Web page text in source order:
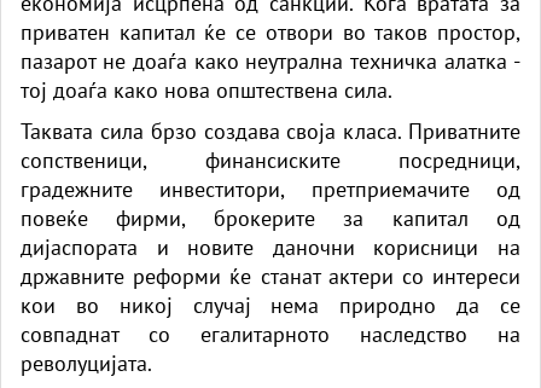
приватен капитал ќе се отвори во таков простор,
пазарот не доаѓа како неутрална техничка алатка -
тој доаѓа како нова општествена сила.
Таквата сила брзо создава своја класа. Приватните
сопственици, финансиските посредници,
градежните инвеститори, претприемачите од
повеќе фирми, брокерите за капитал од
дијаспората и новите даночни корисници на
државните реформи ќе станат актери со интереси
кои во никој случај нема природно да се
совпаднат со егалитарното наследство на
револуцијата.